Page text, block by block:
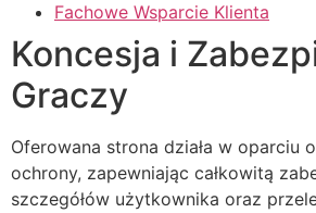
panel
panel
panel
satın al
satın al
Fachowe Wsparcie Klienta
Koncesja i
Graczy
Oferowana strona działa w oparciu
ochrony, zapewniając całkowitą
szczegółów użytkownika oraz